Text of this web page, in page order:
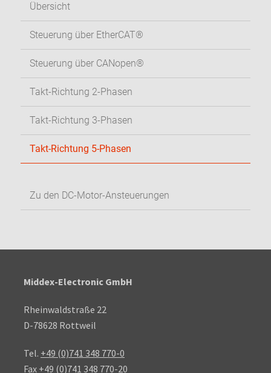
Übersicht
Steuerung über EtherCAT®
Steuerung über CANopen®
Takt-Richtung 2-Phasen
Takt-Richtung 3-Phasen
Takt-Richtung 5-Phasen
Zu den DC-Motor-Ansteuerungen
Middex-Electronic GmbH
Rheinwaldstraße 22
D-78628 Rottweil
Tel. +49 (0)741 348 770-0
Fax +49 (0)741 348 770-20